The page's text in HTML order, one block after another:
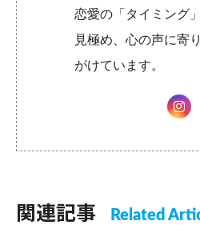
恋愛の「タイミング
見極め、心の声に寄
がけています。
関連記事 Related